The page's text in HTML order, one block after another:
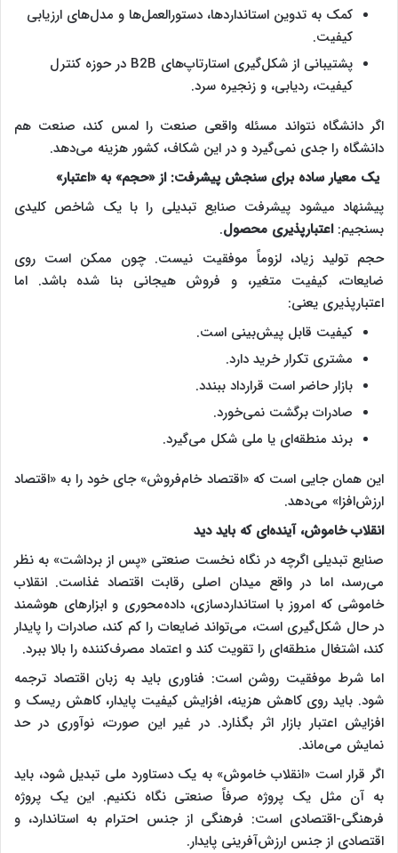
کمک به تدوین استانداردها، دستورالعمل‌ها و مدل‌های ارزیابی
کیفیت.
پشتیبانی از شکل‌گیری استارتاپ‌های B2B در حوزه کنترل
کیفیت، ردیابی، و زنجیره سرد.
اگر دانشگاه نتواند مسئله واقعی صنعت را لمس کند، صنعت هم
دانشگاه را جدی نمی‌گیرد و در این شکاف، کشور هزینه می‌دهد.
یک معیار ساده برای سنجش پیشرفت: از «حجم» به «اعتبار»
پیشنهاد می­شود پیشرفت صنایع تبدیلی را با یک شاخص کلیدی
بسنجیم:اعتبارپذیری محصول.
حجم تولید زیاد، لزوماً موفقیت نیست. چون ممکن است روی
ضایعات، کیفیت متغیر، و فروش هیجانی بنا شده باشد. اما
اعتبارپذیری یعنی:
کیفیت قابل پیش‌بینی است.
مشتری تکرار خرید دارد.
بازار حاضر است قرارداد ببندد.
صادرات برگشت نمی‌خورد.
برند منطقه‌ای یا ملی شکل می‌گیرد.
این همان جایی است که «اقتصاد خام‌فروش» جای خود را به «اقتصاد
ارزش‌افزا» می‌دهد.
انقلاب خاموش، آینده‌ای که باید دید
صنایع تبدیلی اگرچه در نگاه نخست صنعتی «پس از برداشت» به نظر
می‌رسد، اما در واقع میدان اصلی رقابت اقتصاد غذاست. انقلاب
خاموشی که امروز با استانداردسازی، داده‌محوری و ابزارهای هوشمند
در حال شکل‌گیری است، می‌تواند ضایعات را کم کند، صادرات را پایدار
کند، اشتغال منطقه‌ای را تقویت کند و اعتماد مصرف‌کننده را بالا ببرد.
اما شرط موفقیت روشن است: فناوری باید به زبان اقتصاد ترجمه
شود. باید روی کاهش هزینه، افزایش کیفیت پایدار، کاهش ریسک و
افزایش اعتبار بازار اثر بگذارد. در غیر این صورت، نوآوری در حد
نمایش می‌ماند.
اگر قرار است «انقلاب خاموش» به یک دستاورد ملی تبدیل شود، باید
به آن مثل یک پروژه صرفاً صنعتی نگاه نکنیم. این یک پروژه
فرهنگی-اقتصادی است: فرهنگی از جنس احترام به استاندارد، و
اقتصادی از جنس ارزش‌آفرینی پایدار.